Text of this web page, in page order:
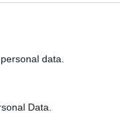
data.
Data.
municipal vai
Local de